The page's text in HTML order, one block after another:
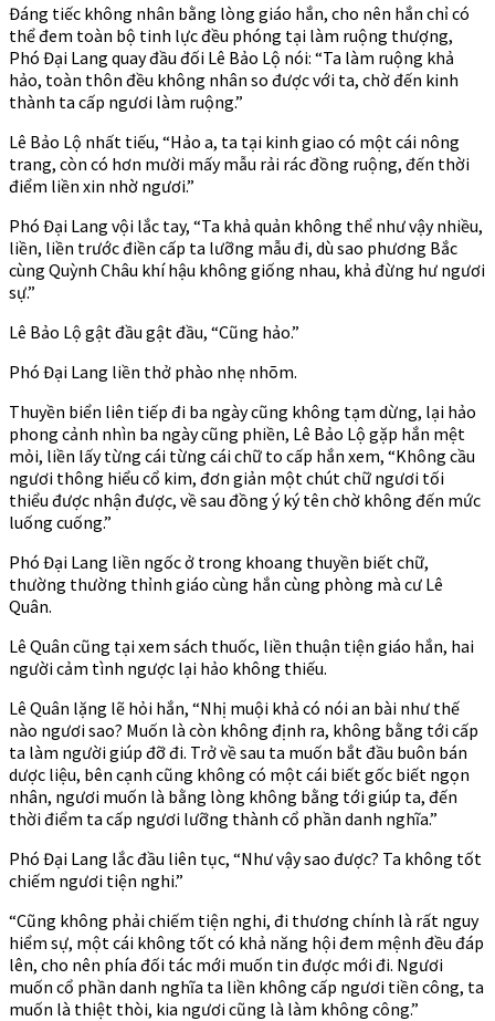
Đáng tiếc không nhân bằng lòng giáo hắn, cho nên hắn chỉ có
thể đem toàn bộ tinh lực đều phóng tại làm ruộng thượng,
Phó Đại Lang quay đầu đối Lê Bảo Lộ nói: “Ta làm ruộng khả
hảo, toàn thôn đều không nhân so được với ta, chờ đến kinh
thành ta cấp ngươi làm ruộng.”
Lê Bảo Lộ nhất tiếu, “Hảo a, ta tại kinh giao có một cái nông
trang, còn có hơn mười mấy mẫu rải rác đồng ruộng, đến thời
điểm liền xin nhờ ngươi.”
Phó Đại Lang vội lắc tay, “Ta khả quản không thể như vậy nhiều,
liền, liền trước điền cấp ta lưỡng mẫu đi, dù sao phương Bắc
cùng Quỳnh Châu khí hậu không giống nhau, khả đừng hư ngươi
sự.”
Lê Bảo Lộ gật đầu gật đầu, “Cũng hảo.”
Phó Đại Lang liền thở phào nhẹ nhõm.
Thuyền biển liên tiếp đi ba ngày cũng không tạm dừng, lại hảo
phong cảnh nhìn ba ngày cũng phiền, Lê Bảo Lộ gặp hắn mệt
mỏi, liền lấy từng cái từng cái chữ to cấp hắn xem, “Không cầu
ngươi thông hiểu cổ kim, đơn giản một chút chữ ngươi tối
thiểu được nhận được, về sau đồng ý ký tên chờ không đến mức
luống cuống.”
Phó Đại Lang liền ngốc ở trong khoang thuyền biết chữ,
thường thường thỉnh giáo cùng hắn cùng phòng mà cư Lê
Quân.
Lê Quân cũng tại xem sách thuốc, liền thuận tiện giáo hắn, hai
người cảm tình ngược lại hảo không thiếu.
Lê Quân lặng lẽ hỏi hắn, “Nhị muội khả có nói an bài như thế
nào ngươi sao? Muốn là còn không định ra, không bằng tới cấp
ta làm người giúp đỡ đi. Trở về sau ta muốn bắt đầu buôn bán
dược liệu, bên cạnh cũng không có một cái biết gốc biết ngọn
nhân, ngươi muốn là bằng lòng không bằng tới giúp ta, đến
thời điểm ta cấp ngươi lưỡng thành cổ phần danh nghĩa.”
Phó Đại Lang lắc đầu liên tục, “Như vậy sao được? Ta không tốt
chiếm ngươi tiện nghi.”
“Cũng không phải chiếm tiện nghi, đi thương chính là rất nguy
hiểm sự, một cái không tốt có khả năng hội đem mệnh đều đáp
lên, cho nên phía đối tác mới muốn tin được mới đi. Ngươi
muốn cổ phần danh nghĩa ta liền không cấp ngươi tiền công, ta
muốn là thiệt thòi, kia ngươi cũng là làm không công.”